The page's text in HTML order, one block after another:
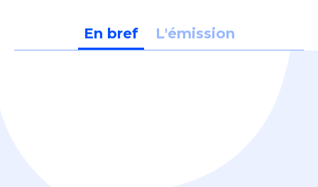
En bref L'émission